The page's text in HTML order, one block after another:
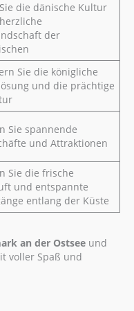
die dänische Kultur
der
Sie die königliche
und die prächtige
Sie spannende
und Attraktionen
Sie die frische
und entspannte
entlang der Küste
an der Ostsee und
voller Spaß und